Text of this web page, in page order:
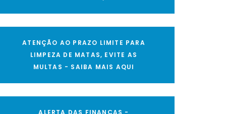
ATENÇÃO AO PRAZO LIMITE PARA
LIMPEZA DE MATAS, EVITE AS
MULTAS - SAIBA MAIS AQUI
ALERTA DAS FINANÇAS -